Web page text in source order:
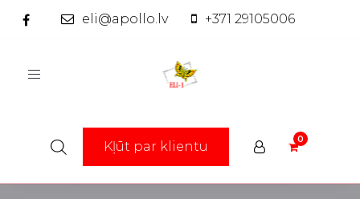
eli@apollo.lv +371 29105006
Toggle
Kļūt par klientu